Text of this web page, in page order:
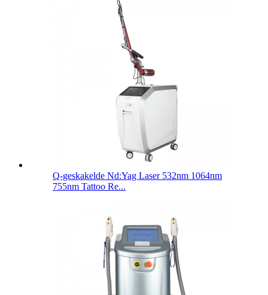
Q-geskakelde Nd:Yag Laser 532nm 1064nm
755nm Tattoo Re...